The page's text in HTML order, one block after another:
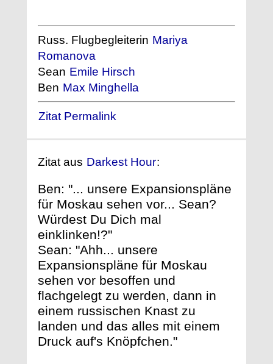
Russ. Flugbegleiterin Mariya
Romanova
Sean Emile Hirsch
Ben Max Minghella
Zitat Permalink
Zitat aus Darkest Hour:
Ben: "... unsere Expansionspläne
für Moskau sehen vor... Sean?
Würdest Du Dich mal
einklinken!?"
Sean: "Ahh... unsere
Expansionspläne für Moskau
sehen vor besoffen und
flachgelegt zu werden, dann in
einem russischen Knast zu
landen und das alles mit einem
Druck auf's Knöpfchen."